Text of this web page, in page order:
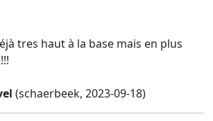
tres haut à la base mais en plus
(schaerbeek, 2023-09-18)